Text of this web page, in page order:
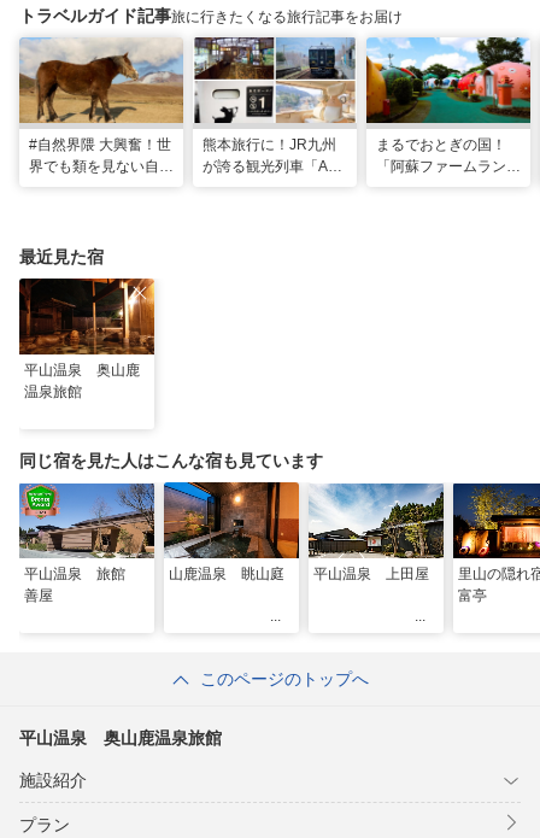
トラベルガイド記事旅に行きたくなる旅行記事をお届け
#自然界隈 大興奮！世
界でも類を見ない自然
熊本旅行に！JR九州
が誇る観光列車「A列
まるでおとぎの国！
「阿蘇ファームラン
最近見た宿
平山温泉 奥山鹿
温泉旅館
同じ宿を見た人はこんな宿も見ています
平山温泉 旅館
善屋
山鹿温泉 眺山庭 平山温泉 上田屋
里山の隠
富亭
このページのトップへ
平山温泉 奥山鹿温泉旅館
施設紹介
プラン